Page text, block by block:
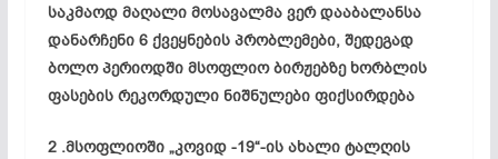
საკმაოდ მაღალი მოსავალმა ვერ დააბალანსა
დანარჩენი 6 ქვეყნების პრობლემები, შედეგად
ბოლო პერიოდში მსოფლიო ბირჟებზე ხორბლის
ფასების რეკორდული ნიშნულები ფიქსირდება
2 .მსოფლიოში „კოვიდ-19“-ის ახალი ტალღის